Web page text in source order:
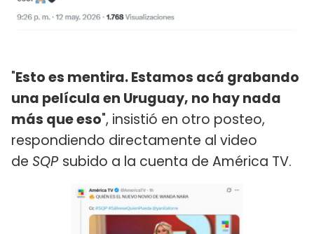
"Esto es mentira. Estamos acá grabando
una película en Uruguay, no hay nada
más que eso", insistió en otro posteo,
respondiendo directamente al video
de SQP subido a la cuenta de América TV.